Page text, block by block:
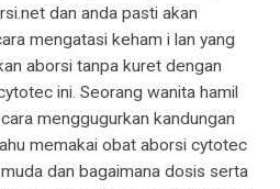
dan anda pasti akan
mengatasi keham i lan yang
aborsi tanpa kuret dengan
ini. Seorang wanita hamil
menggugurkan kandungan
memakai obat aborsi cytotec
dan bagaimana dosis serta